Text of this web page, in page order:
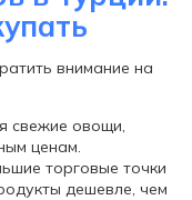
внимание на
свежие овощи,
ценам.
торговые точки
дешевле, чем